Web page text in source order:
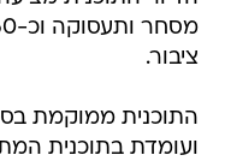
ציבור.
התוכנית ממוקמת
ועומדת בתוכנית